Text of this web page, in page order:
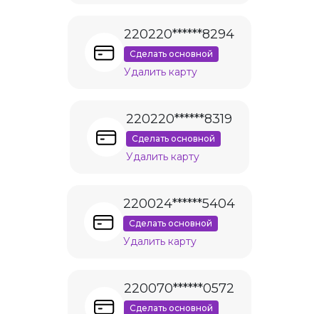
220220******8294
Сделать основной
Удалить карту
220220******8319
Сделать основной
Удалить карту
220024******5404
Сделать основной
Удалить карту
220070******0572
Сделать основной